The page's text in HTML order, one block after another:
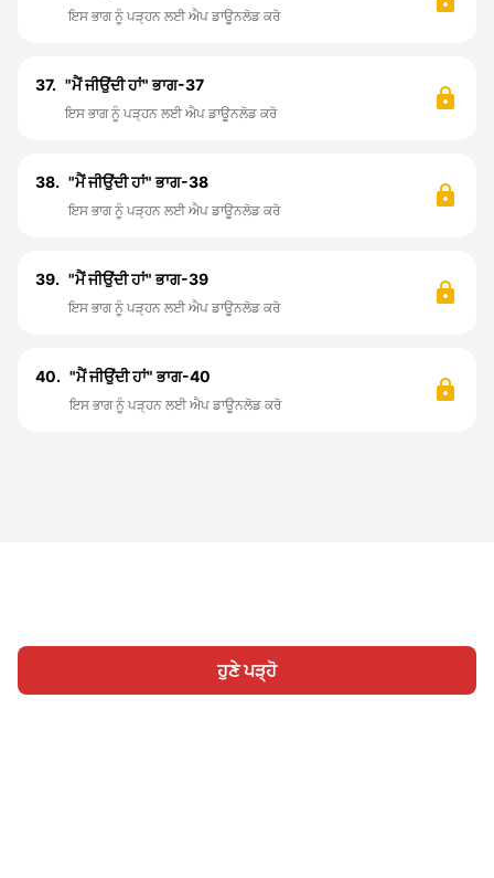
ਹੁਣੇ ਪੜ੍ਹੋ
ਇਸ ਭਾਗ ਨੂੰ ਪੜ੍ਹਨ ਲਈ ਐਪ ਡਾਊਨਲੋਡ ਕਰੋ
37. "ਮੈਂ ਜੀਉਂਦੀ ਹਾਂ" ਭਾਗ-37
ਇਸ ਭਾਗ ਨੂੰ ਪੜ੍ਹਨ ਲਈ ਐਪ ਡਾਊਨਲੋਡ ਕਰੋ
38. "ਮੈਂ ਜੀਉਂਦੀ ਹਾਂ" ਭਾਗ-38
ਇਸ ਭਾਗ ਨੂੰ ਪੜ੍ਹਨ ਲਈ ਐਪ ਡਾਊਨਲੋਡ ਕਰੋ
39. "ਮੈਂ ਜੀਉਂਦੀ ਹਾਂ" ਭਾਗ-39
ਇਸ ਭਾਗ ਨੂੰ ਪੜ੍ਹਨ ਲਈ ਐਪ ਡਾਊਨਲੋਡ ਕਰੋ
40. "ਮੈਂ ਜੀਉਂਦੀ ਹਾਂ" ਭਾਗ-40
ਇਸ ਭਾਗ ਨੂੰ ਪੜ੍ਹਨ ਲਈ ਐਪ ਡਾਊਨਲੋਡ ਕਰੋ
ਹੋਮ ਸ਼੍ਰੇਣੀ ਲਿਖੋ ਸਾਈਨ ਇਨ